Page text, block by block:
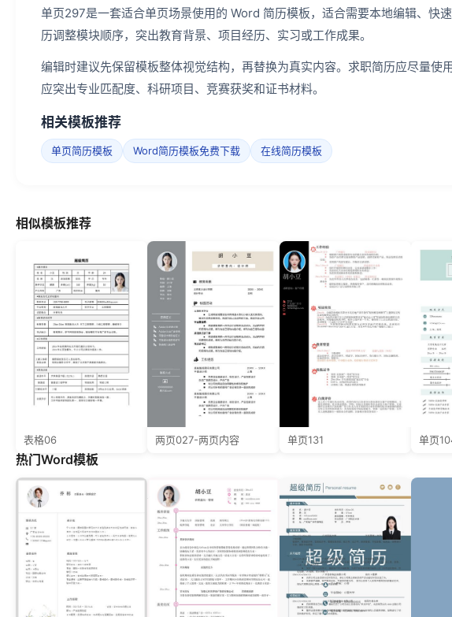
单页297是一套适合单页场景使用的 Word 简历模板，适合需要本地编辑、快
历调整模块顺序，突出教育背景、项目经历、实习或工作成果。
编辑时建议先保留模板整体视觉结构，再替换为真实内容。求职简历应尽量使
应突出专业匹配度、科研项目、竞赛获奖和证书材料。
相关模板推荐
单页简历模板 Word简历模板免费下载 在线简历模板
相似模板推荐
表格06 两页027-两页内容 单页131 单页
热门Word模板